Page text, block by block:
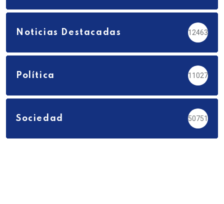
Noticias Destacadas 12463
Política 11027
Sociedad 50751